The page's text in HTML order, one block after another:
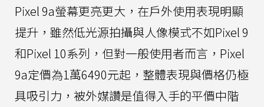
Pixel 9a螢幕更亮更大，在戶外使用表現明顯
提升，雖然低光源拍攝與人像模式不如Pixel 9
和Pixel 10系列，但對一般使用者而言，Pixel
9a定價為1萬6490元起，整體表現與價格仍極
具吸引力，被外媒讚是值得入手的平價中階